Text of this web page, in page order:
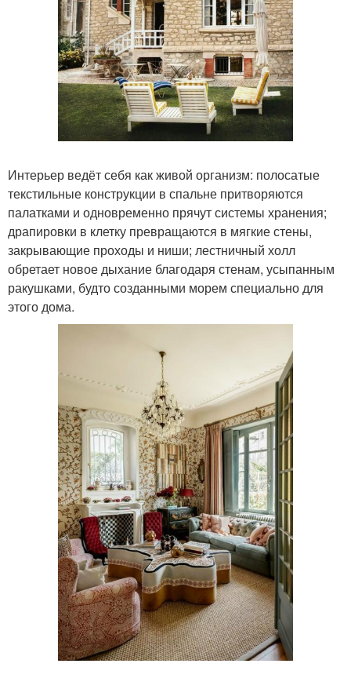
Интерьер ведёт себя как живой организм: полосатые
текстильные конструкции в спальне притворяются
палатками и одновременно прячут системы хранения;
драпировки в клетку превращаются в мягкие стены,
закрывающие проходы и ниши; лестничный холл
обретает новое дыхание благодаря стенам, усыпанным
ракушками, будто созданными морем специально для
этого дома.